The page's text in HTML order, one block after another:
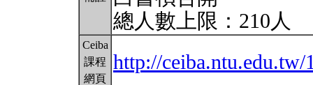
總人數上限：210人
Ceiba
課程
網頁
http://ceiba.ntu.edu.tw/